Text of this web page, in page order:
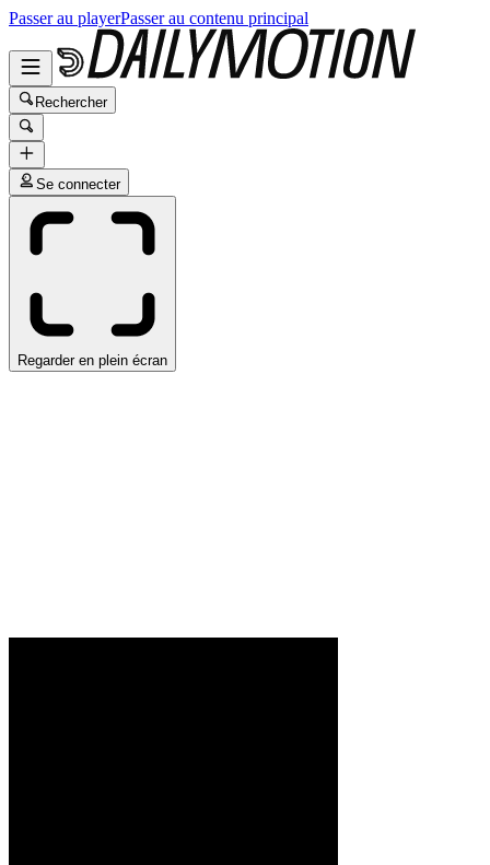
Passer au playerPasser au contenu principal
Rechercher
Se connecter
Regarder en plein écran